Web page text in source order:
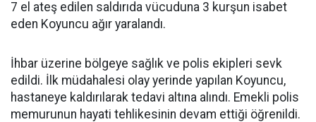
7 el ateş edilen saldırıda vücuduna 3 kurşun isabet
eden Koyuncu ağır yaralandı.
İhbar üzerine bölgeye sağlık ve polis ekipleri sevk
edildi. İlk müdahalesi olay yerinde yapılan Koyuncu,
hastaneye kaldırılarak tedavi altına alındı. Emekli polis
memurunun hayati tehlikesinin devam ettiği öğrenildi.